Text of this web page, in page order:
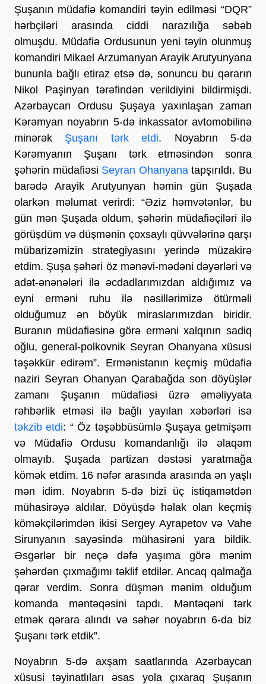
Şuşanın müdafiə komandiri təyin edilməsi “DQR”
hərbçiləri arasında ciddi narazılığa səbəb
olmuşdu. Müdafiə Ordusunun yeni təyin olunmuş
komandiri Mikael Arzumanyan Arayik Arutyunyana
bununla bağlı etiraz etsə də, sonuncu bu qərarın
Nikol Paşinyan tərəfindən verildiyini bildirmişdi.
Azərbaycan Ordusu Şuşaya yaxınlaşan zaman
Kərəmyan noyabrın 5-də inkassator avtomobilinə
minərək Şuşanı tərk etdi. Noyabrın 5-də
Kərəmyanın Şuşanı tərk etməsindən sonra
şəhərin müdafiəsi Seyran Ohanyanatapşırıldı. Bu
barədə Arayik Arutyunyan həmin gün Şuşada
olarkən məlumat verirdi: “Əziz həmvətənlər, bu
gün mən Şuşada oldum, şəhərin müdafiəçiləri ilə
görüşdüm və düşmənin çoxsaylı qüvvələrinə qarşı
mübarizəmizin strategiyasını yerində müzakirə
etdim. Şuşa şəhəri öz mənəvi-mədəni dəyərləri və
adət-ənənələri ilə əcdadlarımızdan aldığımız və
eyni erməni ruhu ilə nəsillərimizə ötürməli
olduğumuz ən böyük miraslarımızdan biridir.
Buranın müdafiəsinə görə erməni xalqının sadiq
oğlu, general-polkovnik Seyran Ohanyana xüsusi
təşəkkür edirəm”. Ermənistanın keçmiş müdafiə
naziri Seyran Ohanyan Qarabağda son döyüşlər
zamanı Şuşanın müdafiəsi üzrə əməliyyata
rəhbərlik etməsi ilə bağlı yayılan xəbərləri isə
təkzib etdi: “ Öz təşəbbüsümlə Şuşaya getmişəm
və Müdafiə Ordusu komandanlığı ilə əlaqəm
olmayıb. Şuşada partizan dəstəsi yaratmağa
kömək etdim. 16 nəfər arasında arasında ən yaşlı
mən idim. Noyabrın 5-də bizi üç istiqamətdən
mühasirəyə aldılar. Döyüşdə həlak olan keçmiş
köməkçilərimdən ikisi Sergey Ayrapetov və Vahe
Sirunyanın sayəsində mühasirəni yara bildik.
Əsgərlər bir neçə dəfə yaşıma görə mənim
şəhərdən çıxmağımı təklif etdilər. Ancaq qalmağa
qərar verdim. Sonra düşmən mənim olduğum
komanda məntəqəsini tapdı. Məntəqəni tərk
etmək qərara alındı ​​və səhər noyabrın 6-da biz
Şuşanı tərk etdik”.
Noyabrın 5-də axşam saatlarında Azərbaycan
xüsusi təyinatlıları əsas yola çıxaraq Şuşanın